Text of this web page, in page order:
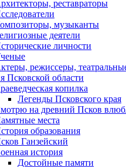
реставраторы
музыканты
деятели
личности
режиссеры,
Псковской области
копилка
Легенды Псковского края
на древний Псков
места
образования
Ганзейский
история
Достойные памяти